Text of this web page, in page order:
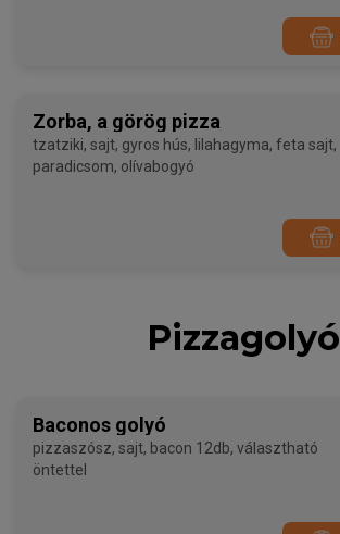
Zorba, a görög pizza
tzatziki, sajt, gyros hús, lilahagyma, feta sajt,
paradicsom, olívabogyó
Pizzagolyó
Baconos golyó
pizzaszósz, sajt, bacon 12db, választható
öntettel